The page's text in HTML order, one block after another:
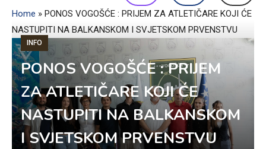
Home » PONOS VOGOŠĆE : PRIJEM ZA ATLETIČARE KOJI ĆE
NASTUPITI NA BALKANSKOM I SVJETSKOM PRVENSTVU
INFO
PONOS VOGOŠĆE : PRIJEM
ZA ATLETIČARE KOJI ĆE
NASTUPITI NA BALKANSKOM
I SVJETSKOM PRVENSTVU